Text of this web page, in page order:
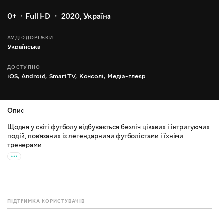
0+ Full HD 2020, Україна
АУДІОДОРІЖКИ
Українська
ДОСТУПНО
iOS, Android, Smart TV, Консолі, Медіа-плеєр
Опис
Щодня у світі футболу відбувається безліч цікавих і інтригуючих
подій, пов’язаних із легендарними футболістами і їхніми
тренерами
ПІДТРИМКА КОРИСТУВАЧІВ